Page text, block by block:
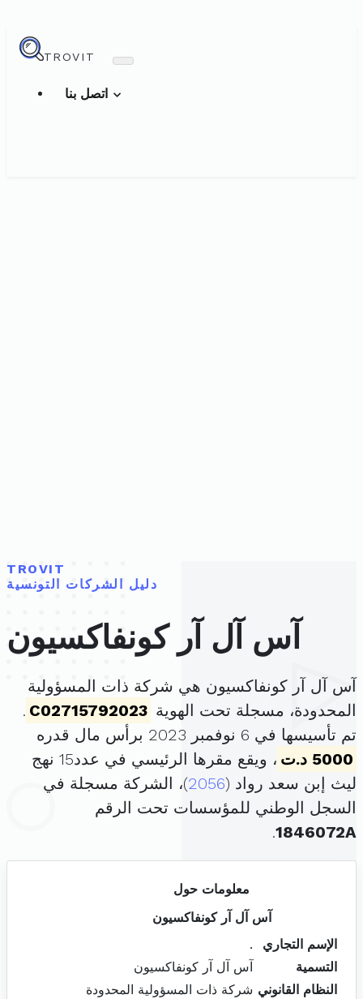
TROVIT
TROVIT
دليل الشركات التونسية
آس آل آر كونفاكسيون
آس آل آر كونفاكسيون هي شركة ذات المسؤولية
المحدودة، مسجلة تحت الهوية C02715792023
.
تم تأسيسها في 6 نوفمبر 2023 برأس مال قدره
5000 د.ت
، ويقع مقرها الرئيسي في عدد15 نهج
ليث إبن سعد رواد (2056)، الشركة مسجلة في
السجل الوطني للمؤسسات تحت الرقم
1846072A
.
معلومات حول
آس آل آر كونفاكسيون
الإسم التجاري
.
التسمية
آس آل آر كونفاكسيون
النظام القانوني شركة ذات المسؤولية المحدودة